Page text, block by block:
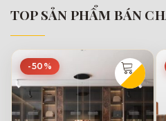
TOP SẢN PHẨM BÁN
-50%